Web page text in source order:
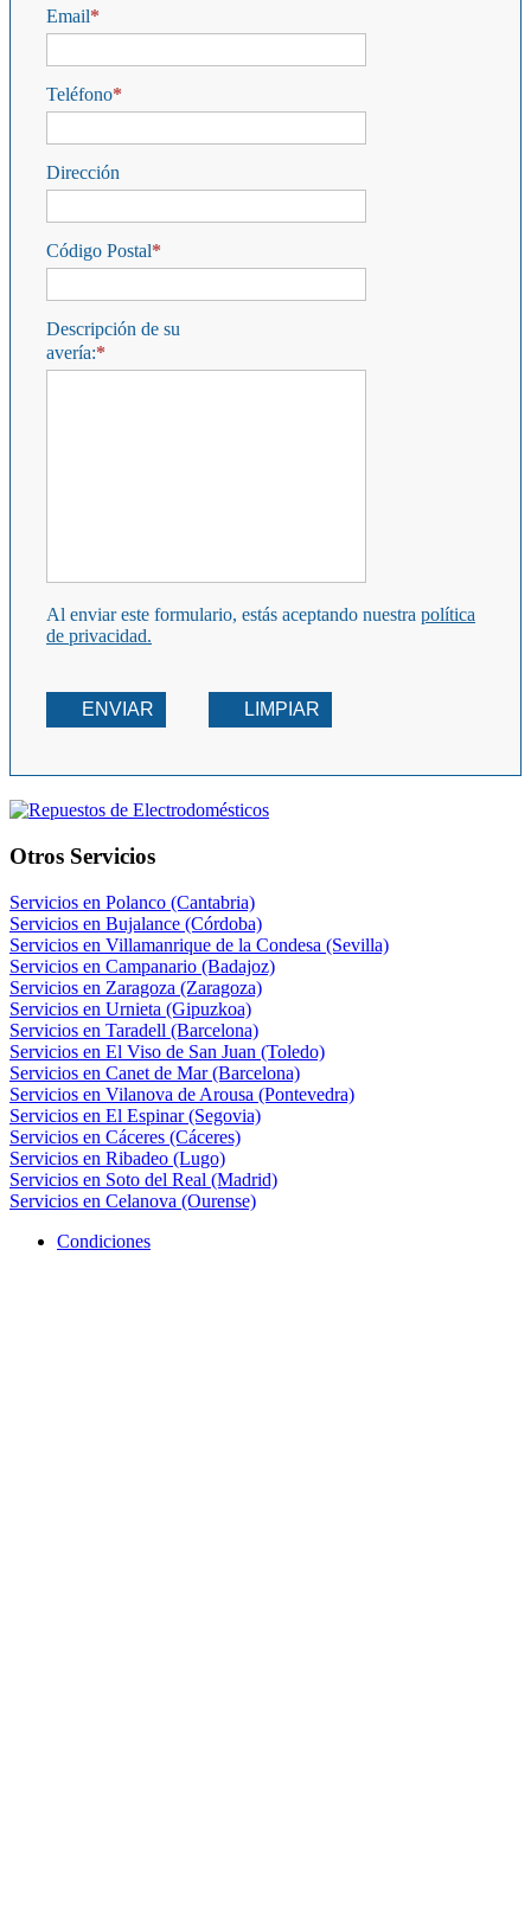
Email
Teléfono
Dirección
Código Postal
Descripción de su
avería:
Al enviar este formulario, estás aceptando nuestra política
de privacidad.
ENVIAR LIMPIAR
Otros Servicios
Servicios en Polanco (Cantabria)
Servicios en Bujalance (Córdoba)
Servicios en Villamanrique de la Condesa (Sevilla)
Servicios en Campanario (Badajoz)
Servicios en Zaragoza (Zaragoza)
Servicios en Urnieta (Gipuzkoa)
Servicios en Taradell (Barcelona)
Servicios en El Viso de San Juan (Toledo)
Servicios en Canet de Mar (Barcelona)
Servicios en Vilanova de Arousa (Pontevedra)
Servicios en El Espinar (Segovia)
Servicios en Cáceres (Cáceres)
Servicios en Ribadeo (Lugo)
Servicios en Soto del Real (Madrid)
Servicios en Celanova (Ourense)
Condiciones